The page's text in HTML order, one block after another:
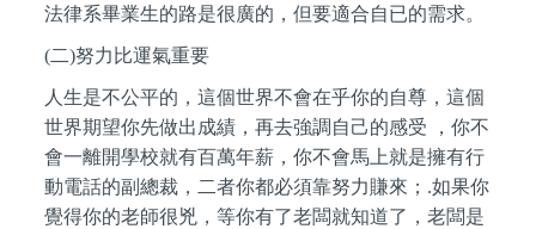
法律系畢業生的路是很廣的，但要適合自已的需求。
(二)努力比運氣重要
人生是不公平的，這個世界不會在乎你的自尊，這個
世界期望你先做出成績，再去強調自己的感受 ，你不
會一離開學校就有百萬年薪，你不會馬上就是擁有行
動電話的副總裁，二者你都必須靠努力賺來；.如果你
覺得你的老師很兇，等你有了老闆就知道了，老闆是